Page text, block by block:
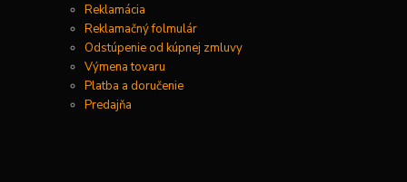
Reklamácia
Reklamačný folmulár
Odstúpenie od kúpnej zmluvy
Výmena tovaru
Platba a doručenie
Predajňa